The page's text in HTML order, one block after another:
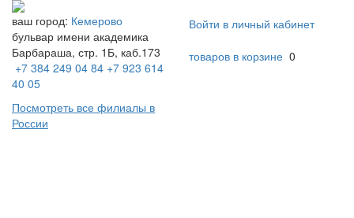
ваш город: Кемерово
бульвар имени академика
Барбараша, стр. 1Б, каб.173
+7 384 249 04 84 +7 923 614
40 05
Посмотреть все филиалы в
России
Войти в личный кабинет
товаров в корзине 0